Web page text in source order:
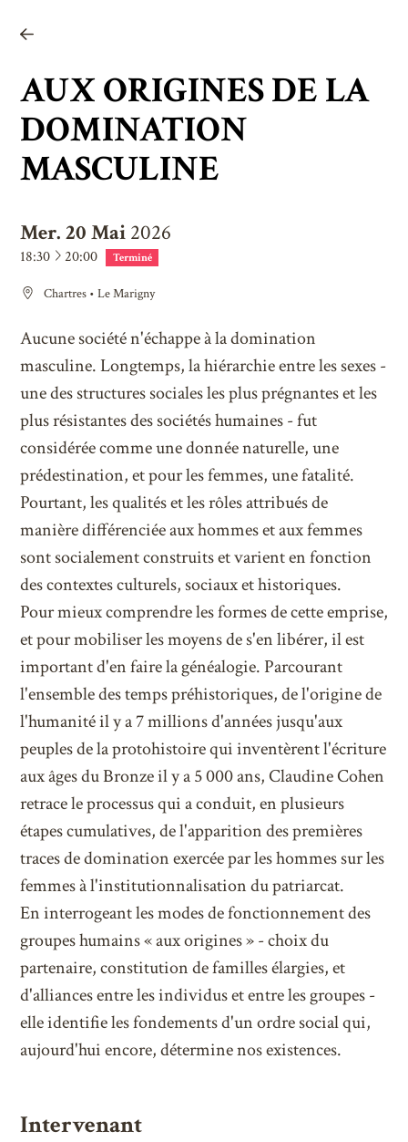
AUX ORIGINES DE LA
DOMINATION
MASCULINE
Mer. 20 Mai 2026
18:30 à20:00 Terminé
Chartres • Le Marigny
Aucune société n'échappe à la domination
masculine. Longtemps, la hiérarchie entre les sexes -
une des structures sociales les plus prégnantes et les
plus résistantes des sociétés humaines - fut
considérée comme une donnée naturelle, une
prédestination, et pour les femmes, une fatalité.
Pourtant, les qualités et les rôles attribués de
manière différenciée aux hommes et aux femmes
sont socialement construits et varient en fonction
des contextes culturels, sociaux et historiques.
Pour mieux comprendre les formes de cette emprise,
et pour mobiliser les moyens de s'en libérer, il est
important d'en faire la généalogie. Parcourant
l'ensemble des temps préhistoriques, de l'origine de
l'humanité il y a 7 millions d'années jusqu'aux
peuples de la protohistoire qui inventèrent l'écriture
aux âges du Bronze il y a 5 000 ans, Claudine Cohen
retrace le processus qui a conduit, en plusieurs
étapes cumulatives, de l'apparition des premières
traces de domination exercée par les hommes sur les
femmes à l'institutionnalisation du patriarcat.
En interrogeant les modes de fonctionnement des
groupes humains « aux origines » - choix du
partenaire, constitution de familles élargies, et
d'alliances entre les individus et entre les groupes -
elle identifie les fondements d'un ordre social qui,
aujourd'hui encore, détermine nos existences.
Intervenant
Instagram
Linkedin
Twitter